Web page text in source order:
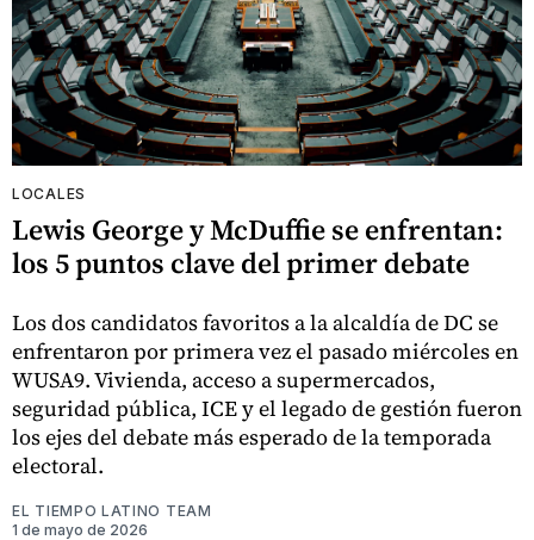
LOCALES
Lewis George y McDuffie se enfrentan:
los 5 puntos clave del primer debate
Los dos candidatos favoritos a la alcaldía de DC se
enfrentaron por primera vez el pasado miércoles en
WUSA9. Vivienda, acceso a supermercados,
seguridad pública, ICE y el legado de gestión fueron
los ejes del debate más esperado de la temporada
electoral.
EL TIEMPO LATINO TEAM
1 de mayo de 2026